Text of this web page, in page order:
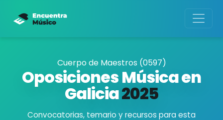
Cuerpo de Maestros (0597)
Oposiciones Música en
Galicia2025
Convocatorias, temario y recursos para esta